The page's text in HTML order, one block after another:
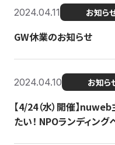
2024.04.11 お知ら
GW休業のお知らせ
2024.04.10 お知ら
【4/24（水）開催】
たい！ NPOランディン